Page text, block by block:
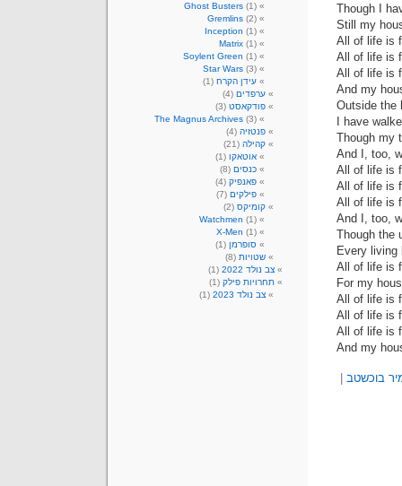
Though I
Still my
All of life is
All of life is
All of life is
And my
Outside the
I have
Though my
And I, too,
All of life is
All of life is
All of life is
And I, too,
Though the
Every living
All of life is
For my
All of life is
All of life is
All of life is
And my
בוכשטב |
Ghost Busters (1)
Gremlins (2)
Inception (1)
Matrix (1)
Soylent Green (1)
Star Wars (3)
עידן הקרח (1)
ערפדים (4)
פודקאסט (3)
The Magnus Archives (3)
פנטזיה (4)
קהילה (21)
אוטאקו (1)
כנסים (8)
פאנפיק (4)
פילקים (7)
קומיקס (2)
Watchmen (1)
X-Men (1)
סופרמן (1)
שטויות (8)
צב נולד 2022
(1)
תחרויות פילק (1)
צב נולד 2023
(1)